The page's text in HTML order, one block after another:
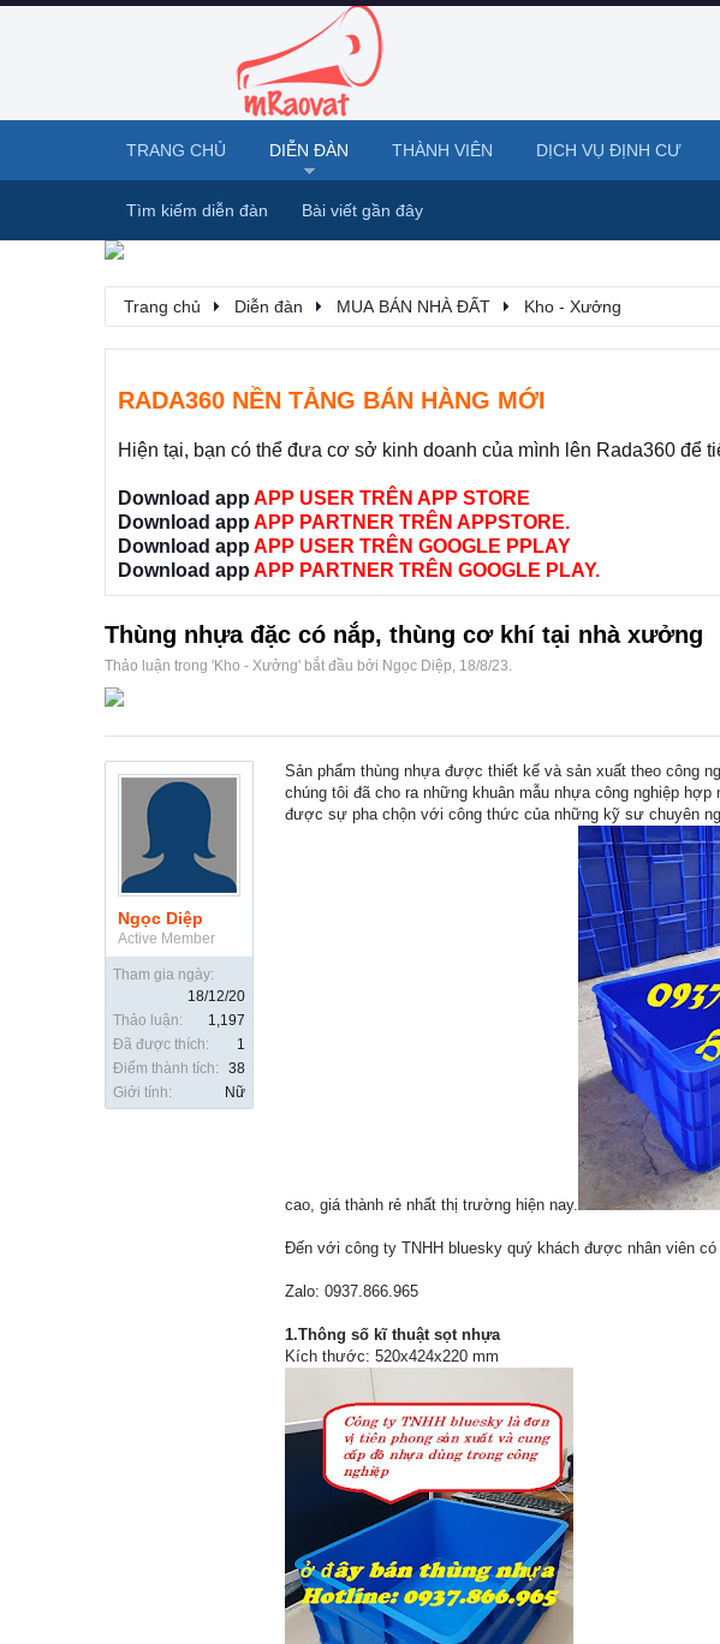
Trang chủ Diễn đàn MUA BÁN NHÀ ĐẤT Kho - Xưởng
RADA360 NỀN TẢNG BÁN HÀNG MỚI
Hiện tại, bạn có thể đưa cơ sở kinh doanh của mình lên Rada360 để
Download app APP USER TRÊN APP STORE
Download app APP PARTNER TRÊN APPSTORE.
Download app APP USER TRÊN GOOGLE PPLAY
Download app APP PARTNER TRÊN GOOGLE PLAY.
Thùng nhựa đặc có nắp, thùng cơ khí tại nhà xưởng
Thảo luận trong 'Kho - Xưởng' bắt đầu bởi Ngọc Diệp, 18/8/23.
Ngọc Diệp
Active Member
Tham gia ngày:
18/12/20
Thảo luận:
1,197
Đã được thích:
1
Điểm thành tích:
38
Giới tính:
Nữ
Sản phẩm thùng nhựa được thiết kế và sản xuất theo công
chúng tôi đã cho ra những khuân mẫu nhựa công nghiệp
được sự pha chộn với công thức của những kỹ sư chuyên
cao, giá thành rẻ nhất thị trường hiện nay.
Đến với công ty TNHH bluesky quý khách được nhân viên
Zalo: 0937.866.965
1.Thông số kĩ thuật sọt nhựa
Kích thước: 520x424x220 mm
TRANG CHỦ DIỄN ĐÀN
Tìm kiếm diễn đàn Bài viết gần đây
THÀNH VIÊN DỊCH VỤ ĐỊNH CƯ